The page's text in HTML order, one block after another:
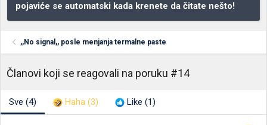
pojaviće se automatski kada krenete da čitate nešto!
,,No signal,, posle menjanja termalne paste
Članovi koji se reagovali na poruku #14
Sve (4) Haha (3) Like (1)